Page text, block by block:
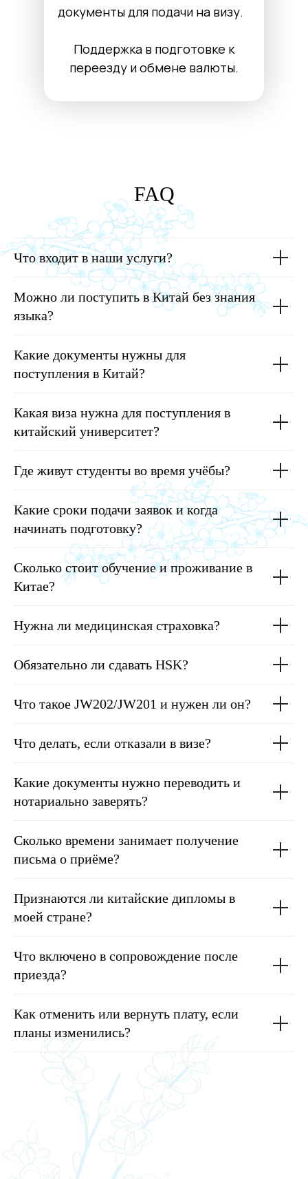
документы для подачи на визу.
Поддержка в подготовке к
переезду и обмене валюты.
FAQ
Что входит в наши услуги?
Можно ли поступить в Китай без знания
языка?
Какие документы нужны для
поступления в Китай?
Какая виза нужна для поступления в
китайский университет?
Где живут студенты во время учёбы?
Какие сроки подачи заявок и когда
начинать подготовку?
Сколько стоит обучение и проживание в
Китае?
Нужна ли медицинская страховка?
Обязательно ли сдавать HSK?
Что такое JW202/JW201 и нужен ли он?
Что делать, если отказали в визе?
Какие документы нужно переводить и
нотариально заверять?
Сколько времени занимает получение
письма о приёме?
Признаются ли китайские дипломы в
моей стране?
Что включено в сопровождение после
приезда?
Как отменить или вернуть плату, если
планы изменились?